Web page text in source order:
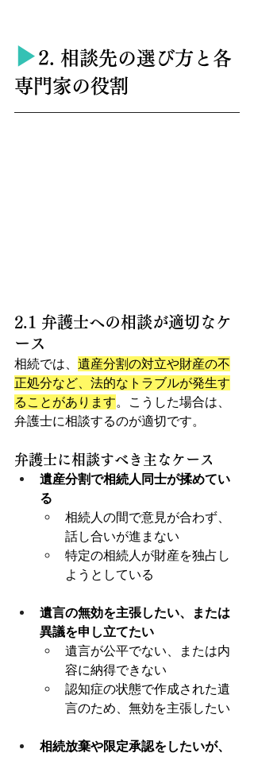
▶︎ 2. 相談先の選び方と各
専門家の役割
2.1 弁護士への相談が適切なケ
ース
相続では、 遺産分割の対立や財産の不
正処分など、法的なトラブルが発生す
ることがあります。こうした場合は、
弁護士に相談するのが適切です。
弁護士に相談すべき主なケース
遺産分割で相続人同士が揉めてい
る
相続人の間で意見が合わず、
話し合いが進まない
特定の相続人が財産を独占し
ようとしている
遺言の無効を主張したい、または
異議を申し立てたい
遺言が公平でない、または内
容に納得できない
認知症の状態で作成された遺
言のため、無効を主張したい
相続放棄や限定承認をしたいが、